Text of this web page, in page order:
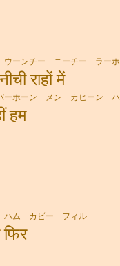
ーンチー ニーチー ラー
राहों में
ーホーン メン カヒーン
हम
ハム カビー フィル